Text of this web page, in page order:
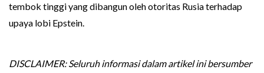
tembok tinggi yang dibangun oleh otoritas Rusia terhadap
upaya lobi Epstein.
DISCLAIMER: Seluruh informasi dalam artikel ini bersumber